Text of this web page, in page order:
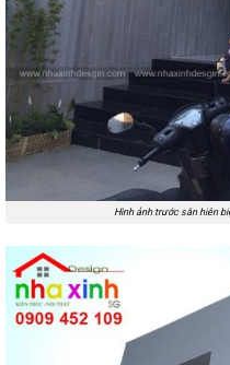
Hình ảnh trước sân hiên